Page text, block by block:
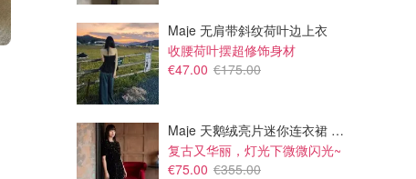
€885.00
Maison Margiela Tabi分趾短靴
€650.00
Miu Miu 天鹅绒珍珠装饰拖鞋
Maje 无肩带斜纹荷叶边上衣
收腰荷叶摆超修饰身材
€47.00 €175.00
Maje 天鹅绒亮片迷你连衣裙 黑色
复古又华丽，灯光下微微闪光~
€75.00 €355.00